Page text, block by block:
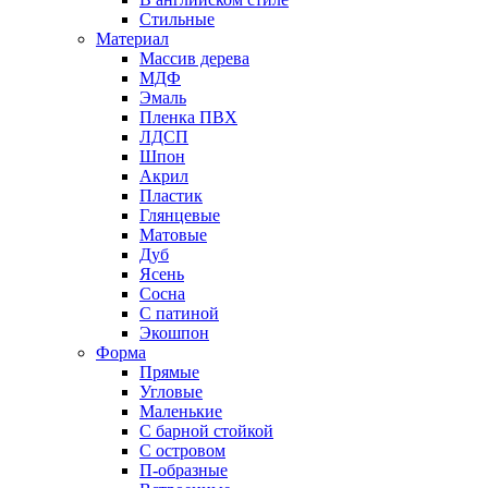
Стильные
Материал
Массив дерева
МДФ
Эмаль
Пленка ПВХ
ЛДСП
Шпон
Акрил
Пластик
Глянцевые
Матовые
Дуб
Ясень
Сосна
С патиной
Экошпон
Форма
Прямые
Угловые
Маленькие
С барной стойкой
С островом
П-образные